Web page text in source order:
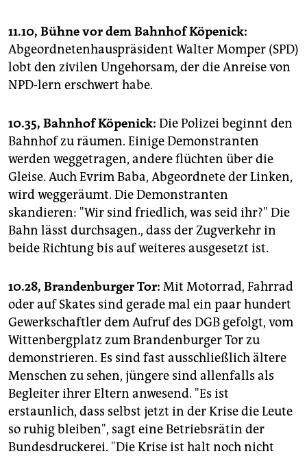
11.10, Bühne vor dem Bahnhof Köpenick:
Abgeordnetenhauspräsident Walter Momper (SPD)
lobt den zivilen Ungehorsam, der die Anreise von
NPD-lern erschwert habe.
10.35, Bahnhof Köpenick: Die Polizei beginnt den
Bahnhof zu räumen. Einige Demonstranten
werden weggetragen, andere flüchten über die
Gleise. Auch Evrim Baba, Abgeordnete der Linken,
wird weggeräumt. Die Demonstranten
skandieren: "Wir sind friedlich, was seid ihr?" Die
Bahn lässt durchsagen., dass der Zugverkehr in
beide Richtung bis auf weiteres ausgesetzt ist.
10.28, Brandenburger Tor: Mit Motorrad, Fahrrad
oder auf Skates sind gerade mal ein paar hundert
Gewerkschaftler dem Aufruf des DGB gefolgt, vom
Wittenbergplatz zum Brandenburger Tor zu
demonstrieren. Es sind fast ausschließlich ältere
Menschen zu sehen, jüngere sind allenfalls als
Begleiter ihrer Eltern anwesend. "Es ist
erstaunlich, dass selbst jetzt in der Krise die Leute
so ruhig bleiben", sagt eine Betriebsrätin der
Bundesdruckerei. "Die Krise ist halt noch nicht